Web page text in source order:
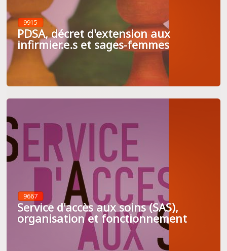
9915
PDSA, décret d'extension aux
infirmier.e.s et sages-femmes
9667
Service d'accès aux soins (SAS),
organisation et fonctionnement